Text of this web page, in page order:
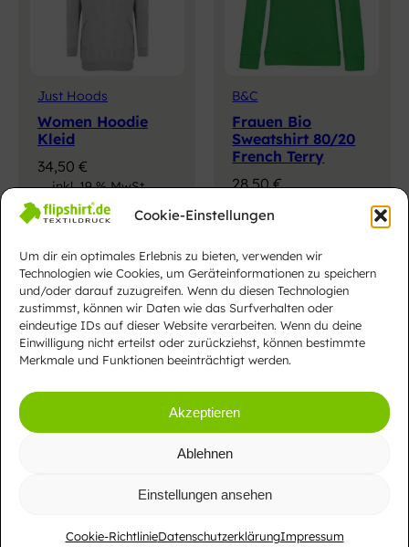
Cookie-Einstellungen
Um dir ein optimales Erlebnis zu bieten, verwenden wir
Technologien wie Cookies, um Geräteinformationen zu speichern
und/oder darauf zuzugreifen. Wenn du diesen Technologien
zustimmst, können wir Daten wie das Surfverhalten oder
eindeutige IDs auf dieser Website verarbeiten. Wenn du deine
Einwilligung nicht erteilst oder zurückziehst, können bestimmte
Merkmale und Funktionen beeinträchtigt werden.
Akzeptieren
Ablehnen
Einstellungen ansehen
Cookie-RichtlinieDatenschutzerklärungImpressum
Just Hoods
Women Hoodie
Kleid
34,50 €
inkl. 19 % MwSt.
zzgl.
Versandkosten
B&C
Frauen Bio
Sweatshirt 80/20
French Terry
28,50€
zzgl.
French Terry
Sweatjacke 80/20